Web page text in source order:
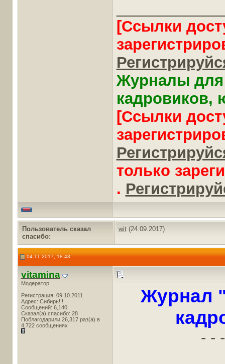
[Ссылки
Журналы для
кадровиков,
[Ссылки
только
.
Пользователь сказал
cпасибо:
wit(24.09.2017)
04.11.2017, 18:43
vitamina
Модератор
Регистрация: 09.10.2011
Адрес: Сибирь!!!
Сообщений: 6,140
Сказал(а) спасибо: 28
Поблагодарили 26,317 раз(а) в
4,722 сообщениях
Журнал
- -